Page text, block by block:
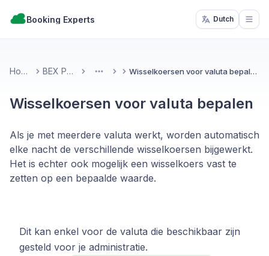
Booking Experts Dutch
Home BEX PMS More Wisselkoersen voor valuta bepalen
Wisselkoersen voor valuta bepalen
Als je met meerdere valuta werkt, worden automatisch
elke nacht de verschillende wisselkoersen bijgewerkt.
Het is echter ook mogelijk een wisselkoers vast te
zetten op een bepaalde waarde.
Dit kan enkel voor de valuta die beschikbaar zijn
gesteld voor je administratie.